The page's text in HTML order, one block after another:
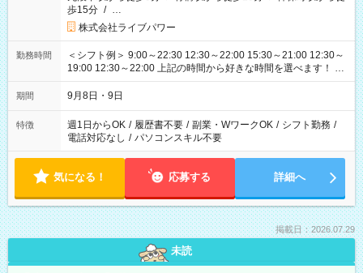
歩15分 / …
株式会社ライブパワー
勤務時間
＜シフト例＞ 9:00～22:30 12:30～22:00 15:30～21:00 12:30～
19:00 12:30～22:00 上記の時間から好きな時間を選べます！ ※
時間は変更となる可能性があります
期間 9月8日・9日
特徴 週1日からOK / 履歴書不要 / 副業・WワークOK / シフト勤務 /
電話対応なし / パソコンスキル不要
気になる！ 応募する 詳細へ
掲載日：2026.07.29
未読